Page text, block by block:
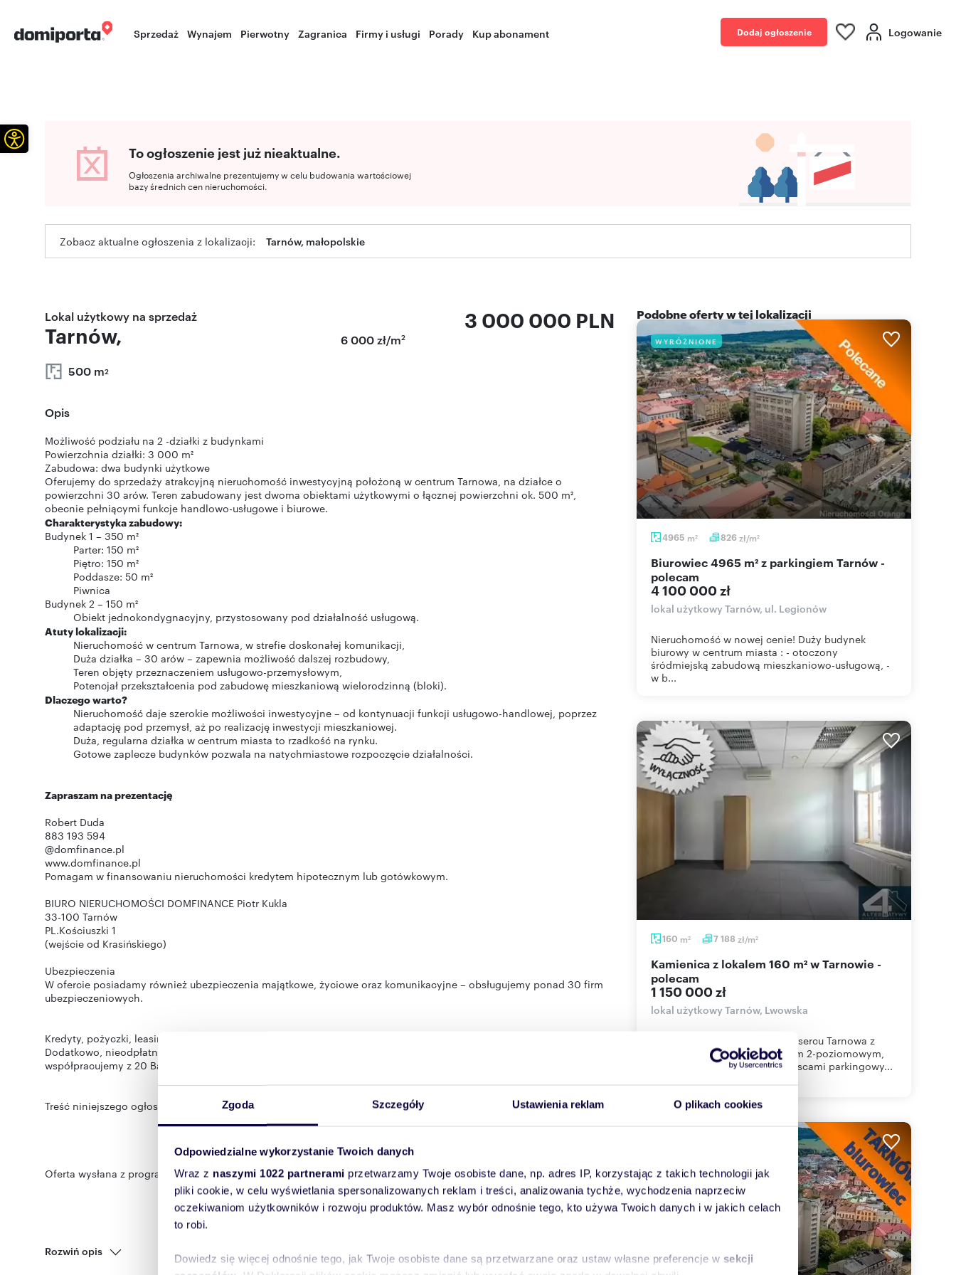
Zgoda Szczegóły Ustawienia reklam O plikach cookies
Odpowiedzialne wykorzystanie Twoich danych
Wraz z naszymi 1022 partnerami przetwarzamy Twoje osobiste dane, np. adres IP, korzystając z takich technologii jak
pliki cookie, w celu wyświetlania spersonalizowanych reklam i treści, analizowania tychże, wychodzenia naprzeciw
oczekiwaniom użytkowników i rozwoju produktów. Masz wybór odnośnie tego, kto używa Twoich danych i w jakich celach
to robi.
Dowiedz się więcej odnośnie tego, jak Twoje osobiste dane są przetwarzane oraz ustaw własne preferencje w sekcji
Sprzedaż Wynajem Pierwotny Zagranica Firmy i usługi Porady Kup abonament Dodaj ogłoszenie Logowanie
To ogłoszenie jest już nieaktualne.
Ogłoszenia archiwalne prezentujemy w celu budowania wartościowej
bazy średnich cen nieruchomości.
Zobacz aktualne ogłoszenia z lokalizacji: Tarnów, małopolskie
Lokal użytkowy na sprzedaż
Tarnów,
500 m2
3 000 000 PLN
6 000 zł/m2
Opis
Możliwość podziału na 2 -działki z budynkami
Powierzchnia działki: 3 000 m²
Zabudowa: dwa budynki użytkowe
Oferujemy do sprzedaży atrakcyjną nieruchomość inwestycyjną położoną w centrum Tarnowa, na działce o
powierzchni 30 arów. Teren zabudowany jest dwoma obiektami użytkowymi o łącznej powierzchni ok. 500 m²,
obecnie pełniącymi funkcje handlowo-usługowe i biurowe.
Charakterystyka zabudowy:
Budynek 1 – 350 m²
Parter: 150 m²
Piętro: 150 m²
Poddasze: 50 m²
Piwnica
Budynek 2 – 150 m²
Obiekt jednokondygnacyjny, przystosowany pod działalność usługową.
Atuty lokalizacji:
Nieruchomość w centrum Tarnowa, w strefie doskonałej komunikacji,
Duża działka – 30 arów – zapewnia możliwość dalszej rozbudowy,
Teren objęty przeznaczeniem usługowo-przemysłowym,
Potencjał przekształcenia pod zabudowę mieszkaniową wielorodzinną (bloki).
Dlaczego warto?
Nieruchomość daje szerokie możliwości inwestycyjne – od kontynuacji funkcji usługowo-handlowej, poprzez
adaptację pod przemysł, aż po realizację inwestycji mieszkaniowej.
Duża, regularna działka w centrum miasta to rzadkość na rynku.
Gotowe zaplecze budynków pozwala na natychmiastowe rozpoczęcie działalności.
Zapraszam na prezentację
Robert Duda
883 193 594
@domfinance.pl
www.domfinance.pl
Pomagam w finansowaniu nieruchomości kredytem hipotecznym lub gotówkowym.
BIURO NIERUCHOMOŚCI DOMFINANCE Piotr Kukla
33-100 Tarnów
PL.Kościuszki 1
(wejście od Krasińskiego)
Ubezpieczenia
W ofercie posiadamy również ubezpieczenia majątkowe, życiowe oraz komunikacyjne – obsługujemy ponad 30 firm
ubezpieczeniowych.
Kredyty, pożyczki, leasing
Dodatkowo, nieodpłatnie poszukujemy Banku, który może udzielić kredytu na najkorzystniejszych warunkach –
współpracujemy z 20 Bankami.
Treść niniejszego ogłoszenia nie stanowi oferty handlowej w rozumieniu Kodeksu Cywilnego
Oferta wysłana z programu dla biur nieruchomości ASARI CRM (asaricrm.com)
Rozwiń opis
Podobne oferty w tej lokalizacji
WYRÓŻNIONE
4965 m2 826zł/m2
Biurowiec 4965 m² z parkingiem Tarnów -
polecam
4 100 000 zł
lokal użytkowy Tarnów, ul. Legionów
Nieruchomość w nowej cenie! Duży budynek
biurowy w centrum miasta : - otoczony
śródmiejską zabudową mieszkaniowo-usługową, -
w b...
160 m2 7 188 zł/m2
Kamienica z lokalem 160 m² w Tarnowie -
polecam
1 150 000 zł
lokal użytkowy Tarnów, Lwowska
Odremontowana kamienica w sercu Tarnowa z
frontowym lokalem handlowym 2-poziomowym,
poddaszem, piwnicą oraz miejscami parkingowy...
Otwórz pasek narzędzi